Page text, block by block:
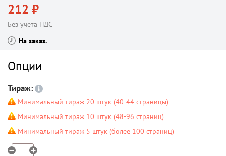
212 ₽
Без учета НДС
На заказ
Опции
Тираж:
Минимальный тираж 20 штук (40-44 страницы)
Минимальный тираж 10 штук (48-96 страниц)
Минимальный тираж 5 штук (более 100 страниц)